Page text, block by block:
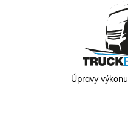
Úpravy